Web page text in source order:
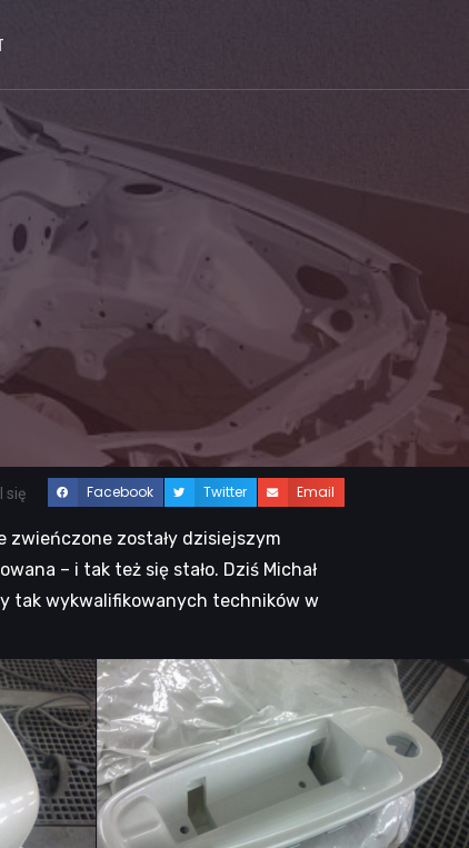
się Facebook Twitter Email
zwieńczone zostały dzisiejszym
– i tak też się stało. Dziś Michał
tak wykwalifikowanych techników w